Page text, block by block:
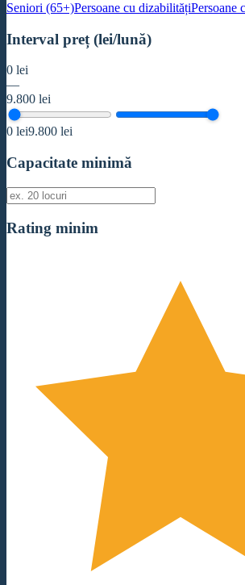
Seniori (65+)Persoane cu dizabilitățiPersoane
Interval preț (lei/lună)
0 lei
—
9.800 lei
0 lei9.800 lei
Capacitate minimă
Rating minim